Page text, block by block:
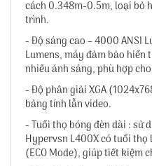
cách 0.348m-0.5m, loại bỏ
trình.
- Độ sáng cao – 4000 ANSI
Lumens, máy đảm bảo
nhiều ánh sáng, phù hợp
- Độ phân giải XGA
bảng tính lẫn video.
- Tuổi thọ bóng đèn dài : sử
Hypervsn L400X có tuổi
(ECO Mode), giúp tiết kiệm